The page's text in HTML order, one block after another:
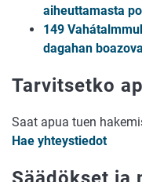
aiheuttamasta
149
dagahan
Tarvitsetko
Saat apua tuen
Hae yhteystiedot